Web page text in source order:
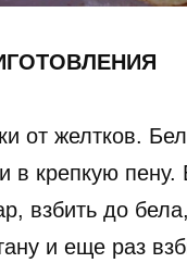
от желтков.
в крепкую пену.
взбить до
и еще раз